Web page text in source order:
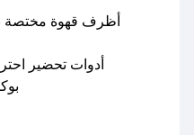
أظرف قهوة مختصة
أدوات تحضير